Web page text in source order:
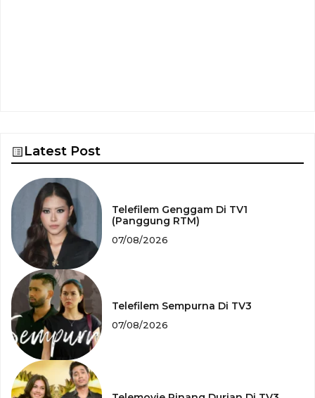
Latest Post
Telefilem Genggam Di TV1
(Panggung RTM)
07/08/2026
Telefilem Sempurna Di TV3
07/08/2026